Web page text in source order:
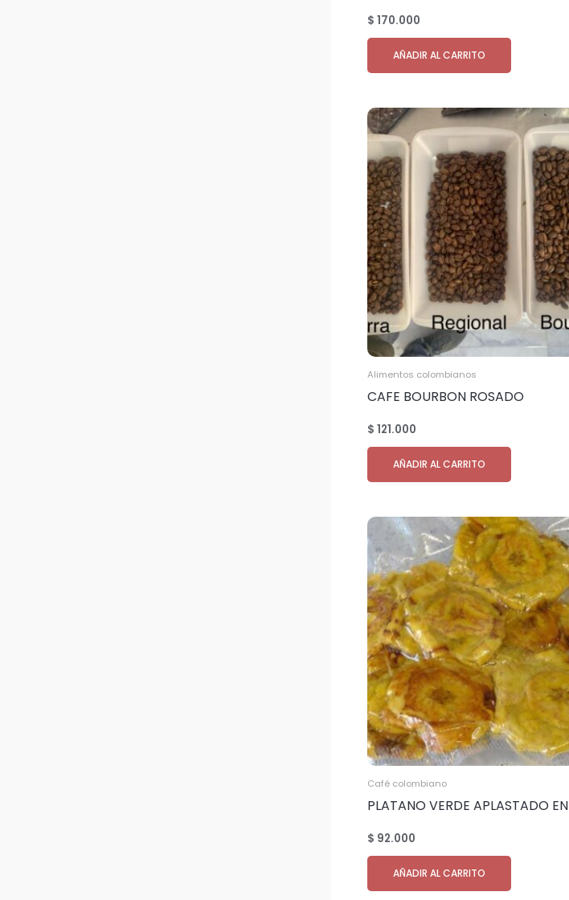
$ 170.000
AÑADIR AL CARRITO
Alimentos colombianos
CAFE BOURBON ROSADO
TOSTADO MOLIDO cantidad
11.250 bolsas de 500gr.
$ 121.000
AÑADIR AL CARRITO
Café colombiano
PLATANO VERDE APLASTADO EN
TOSTADAS DE COLOMBIA
Contenedor 20 – foot 25.000 kg
$ 92.000
AÑADIR AL CARRITO